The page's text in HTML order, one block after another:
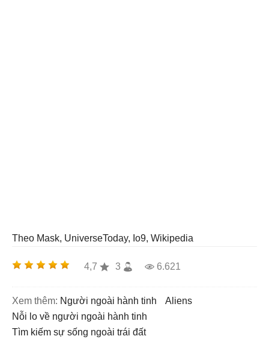
Theo Mask, UniverseToday, Io9, Wikipedia
4,7 3 6.621
Xem thêm: người ngoài hành tinh
aliens
nỗi lo về người ngoài hành tinh
tìm kiếm sự sống ngoài trái đất